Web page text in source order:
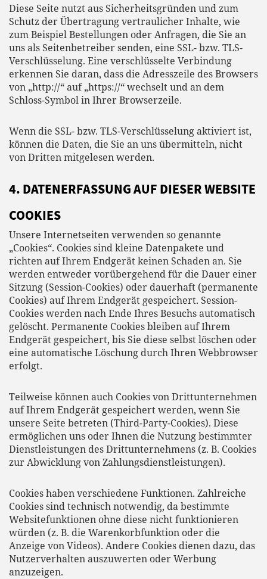
Diese Seite nutzt aus Sicherheitsgründen und zum
Schutz der Übertragung vertraulicher Inhalte, wie
zum Beispiel Bestellungen oder Anfragen, die Sie an
uns als Seitenbetreiber senden, eine SSL- bzw. TLS-
Verschlüsselung. Eine verschlüsselte Verbindung
erkennen Sie daran, dass die Adresszeile des Browsers
von „http://“ auf „https://“ wechselt und an dem
Schloss-Symbol in Ihrer Browserzeile.
Wenn die SSL- bzw. TLS-Verschlüsselung aktiviert ist,
können die Daten, die Sie an uns übermitteln, nicht
von Dritten mitgelesen werden.
4. DATENERFASSUNG AUF DIESER WEBSITE
COOKIES
Unsere Internetseiten verwenden so genannte
„Cookies“. Cookies sind kleine Datenpakete und
richten auf Ihrem Endgerät keinen Schaden an. Sie
werden entweder vorübergehend für die Dauer einer
Sitzung (Session-Cookies) oder dauerhaft (permanente
Cookies) auf Ihrem Endgerät gespeichert. Session-
Cookies werden nach Ende Ihres Besuchs automatisch
gelöscht. Permanente Cookies bleiben auf Ihrem
Endgerät gespeichert, bis Sie diese selbst löschen oder
eine automatische Löschung durch Ihren Webbrowser
erfolgt.
Teilweise können auch Cookies von Drittunternehmen
auf Ihrem Endgerät gespeichert werden, wenn Sie
unsere Seite betreten (Third-Party-Cookies). Diese
ermöglichen uns oder Ihnen die Nutzung bestimmter
Dienstleistungen des Drittunternehmens (z. B. Cookies
zur Abwicklung von Zahlungsdienstleistungen).
Cookies haben verschiedene Funktionen. Zahlreiche
Cookies sind technisch notwendig, da bestimmte
Websitefunktionen ohne diese nicht funktionieren
würden (z. B. die Warenkorbfunktion oder die
Anzeige von Videos). Andere Cookies dienen dazu, das
Nutzerverhalten auszuwerten oder Werbung
anzuzeigen.